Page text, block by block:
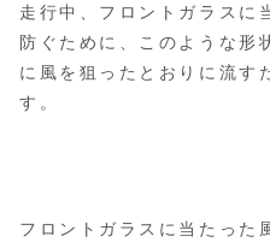
走行中、フロントガラスに
防ぐために、このような形
に風を狙ったとおりに流す
す。
フロントガラスに当たった